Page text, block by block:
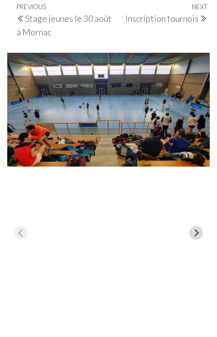
Navigation
de
l’article
Previous
Post
PREVIOUS
Stage jeunes le 30 août
à Mornac
NEXT
Inscription tournois